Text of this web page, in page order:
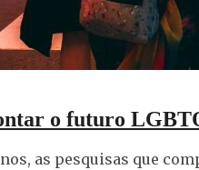
o futuro
as pesquisas que